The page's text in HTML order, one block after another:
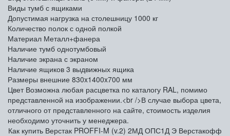
Виды тумб с ящиками
Допустимая нагрузка на столешницу 1000 кг
Количество полок с одной полкой
Материал Металл+фанера
Наличие тумб однотумбовый
Наличие экрана с экраном
Наличие ящиков 3 выдвижных ящика
Размеры внешние 830x1400x700 мм
Цвет Возможна любая расцветка по каталогу RAL, помимо
представленной на изображении.<br />В случае выбора цвета,
отличного от представленного на сайте, стоимость изделия
необходимо уточнить у менеджера.
Как купить Верстак PROFFI-M (v.2) 2МД ОПС1Д Э Верстакофф